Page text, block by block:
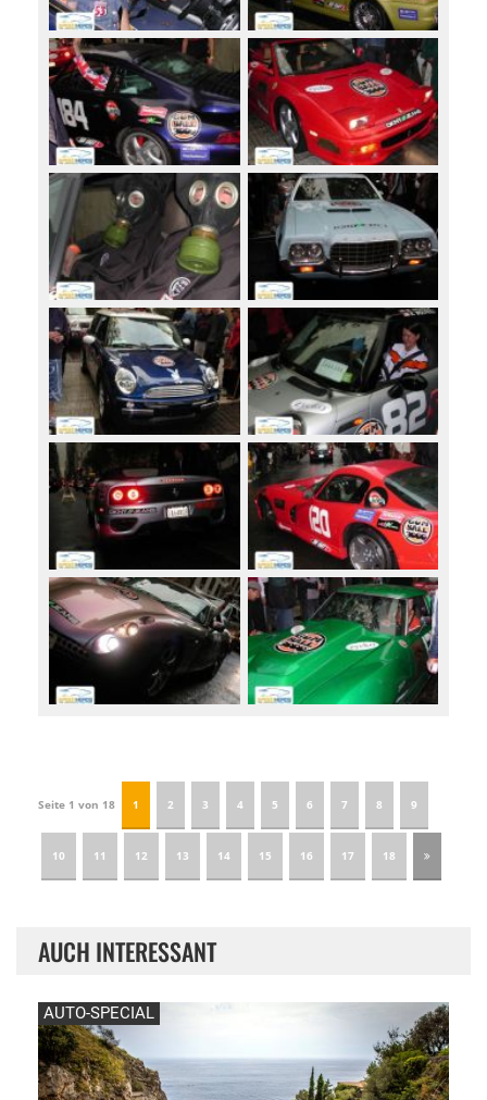
Seite 1 von 18 1 2 3 4 5 6 7 8 9
10 11 12 13 14 15 16 17 18
AUCH INTERESSANT
AUTO-SPECIAL